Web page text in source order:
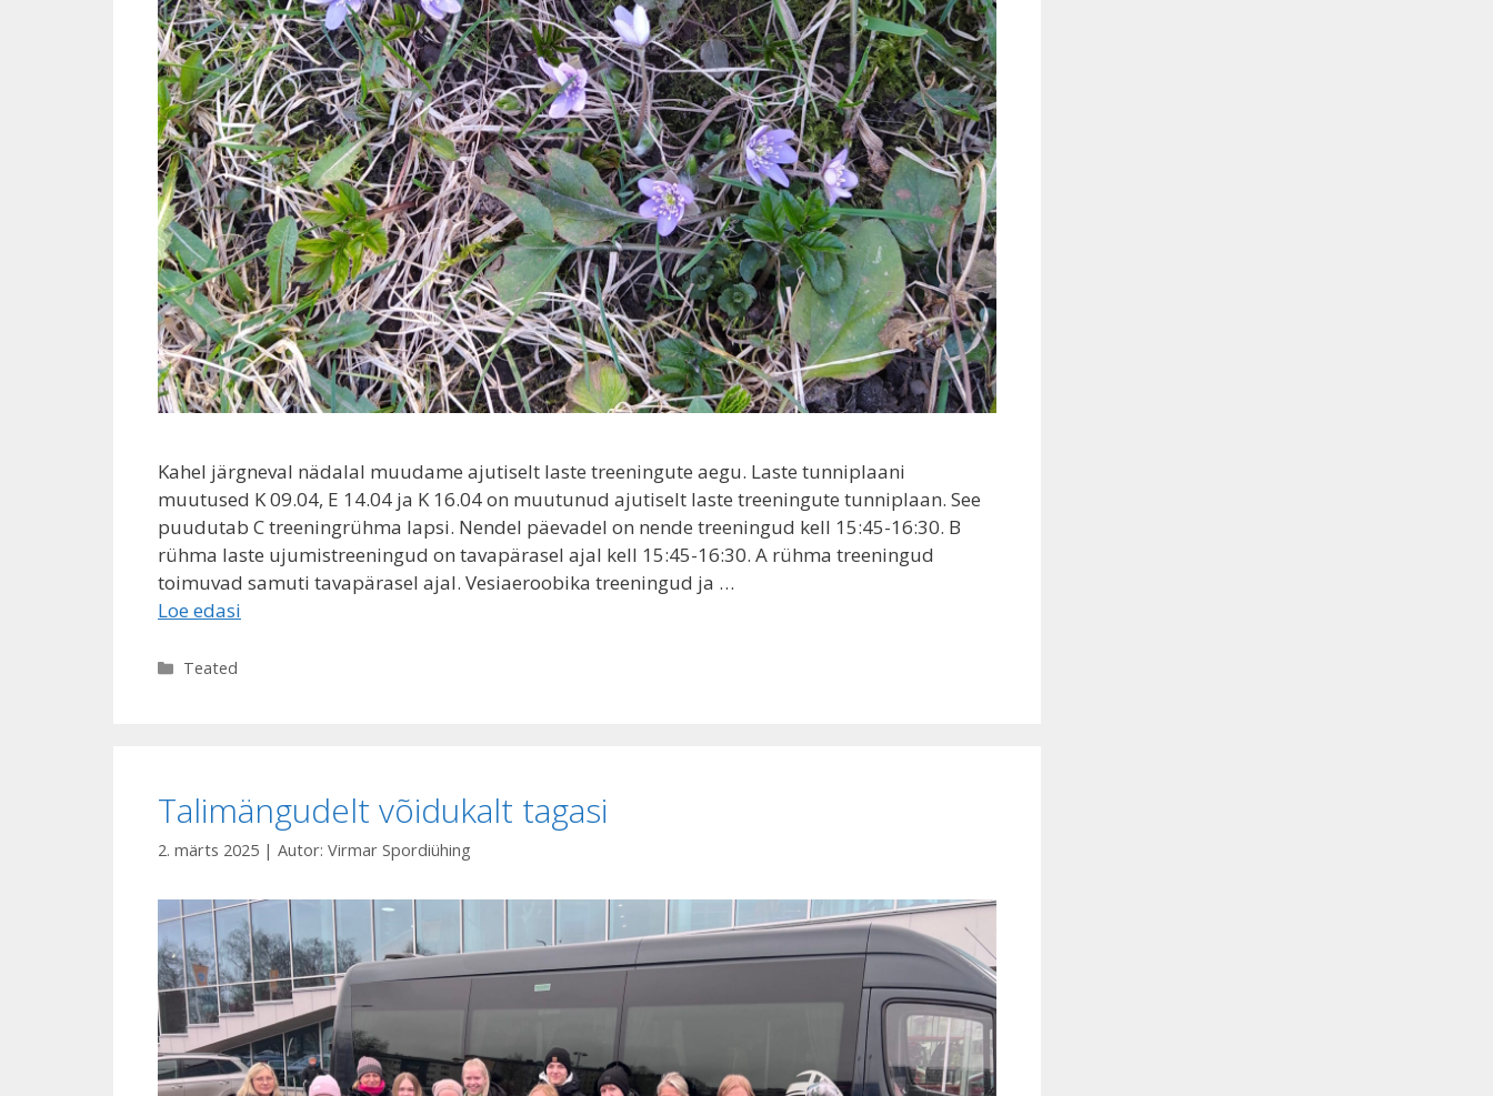
Kahel järgneval nädalal muudame ajutiselt laste treeningute aegu. Laste tunniplaani
muutused K 09.04, E 14.04 ja K 16.04 on muutunud ajutiselt laste treeningute tunniplaan. See
puudutab C treeningrühma lapsi. Nendel päevadel on nende treeningud kell 15:45-16:30. B
rühma laste ujumistreeningud on tavapärasel ajal kell 15:45-16:30. A rühma treeningud
toimuvad samuti tavapärasel ajal. Vesiaeroobika treeningud ja …
Loe edasi
Rubriigid
Teated
Talimängudelt võidukalt tagasi
2. märts 2025 | Autor: Virmar Spordiühing